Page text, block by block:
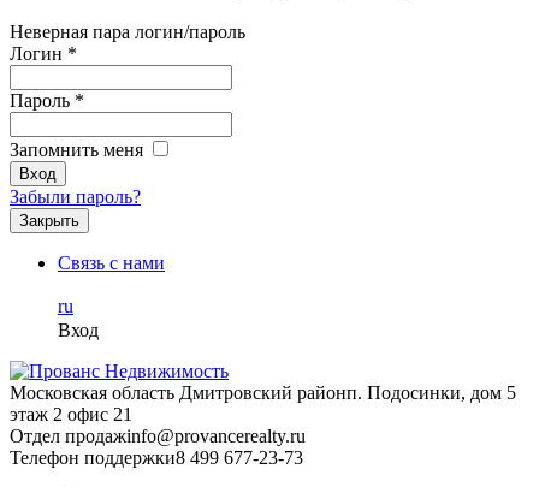
Неверная пара логин/пароль
Логин *
Пароль *
Запомнить меня
Забыли пароль?
Закрыть
Связь с нами
ru
Вход
Московская область Дмитровский районп. Подосинки, дом 5
этаж 2 офис 21
Отдел продажinfo@provancerealty.ru
Телефон поддержки8 499 677-23-73